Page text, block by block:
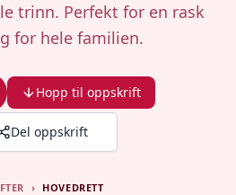
trinn. Perfekt for en rask
for hele familien.
Hopp til oppskrift
Del oppskrift
› HOVEDRETT